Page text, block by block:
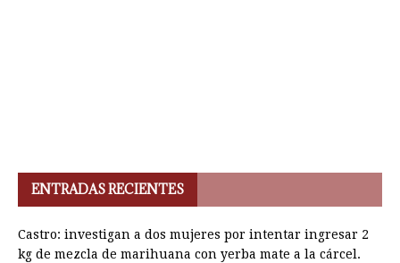
ENTRADAS RECIENTES
Castro: investigan a dos mujeres por intentar ingresar 2
kg de mezcla de marihuana con yerba mate a la cárcel.